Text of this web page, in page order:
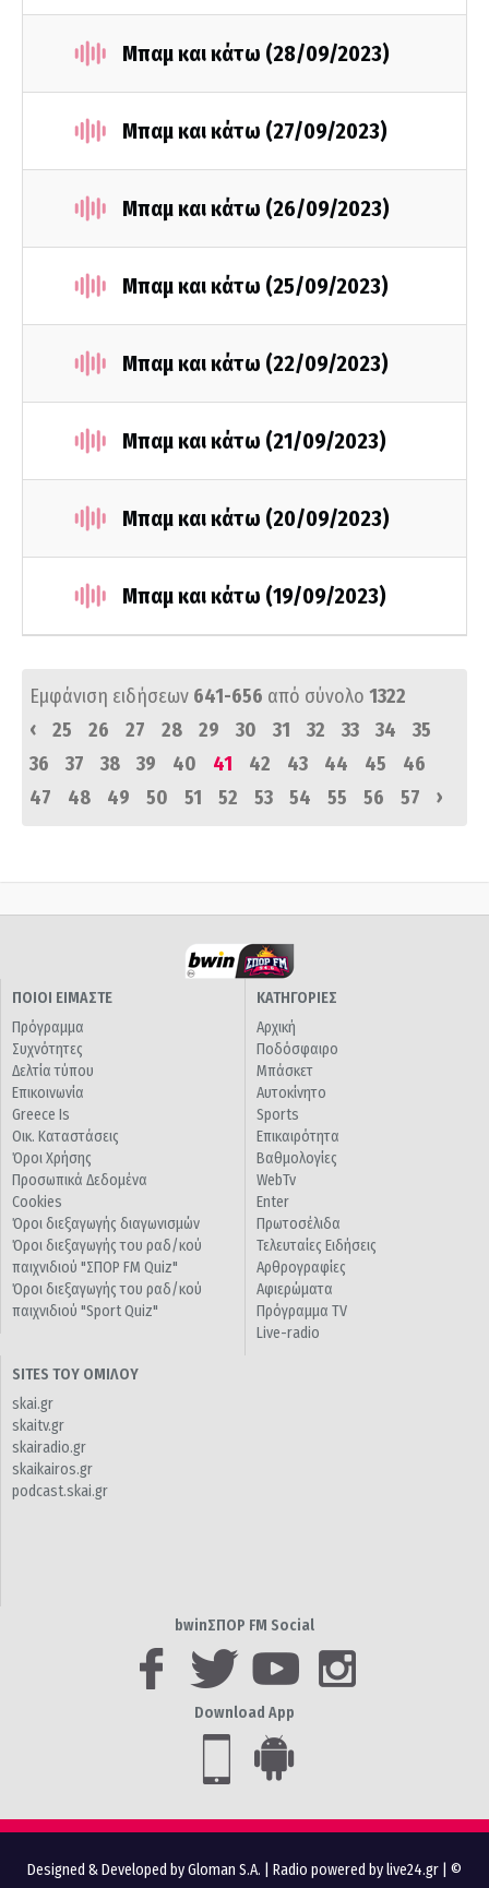
Μπαμ και κάτω (28/09/2023)
Μπαμ και κάτω (27/09/2023)
Μπαμ και κάτω (26/09/2023)
Μπαμ και κάτω (25/09/2023)
Μπαμ και κάτω (22/09/2023)
Μπαμ και κάτω (21/09/2023)
Μπαμ και κάτω (20/09/2023)
Μπαμ και κάτω (19/09/2023)
Εμφάνιση ειδήσεων 641-656 από σύνολο 1322
‹
25 26 27 28 29 30 31 32 33 34
35
36
37 38 39 40 41 42 43 44 45
46
47
48 49 50 51 52 53 54 55 56 57 ›
ΠΟΙΟΙ ΕΙΜΑΣΤΕ
Πρόγραμμα
Συχνότητες
Δελτία τύπου
Επικοινωνία
Greece Is
Οικ. Καταστάσεις
Όροι Χρήσης
Προσωπικά Δεδομένα
Cookies
Όροι διεξαγωγής διαγωνισμών
Όροι διεξαγωγής του ραδ/κού
παιχνιδιού "ΣΠΟΡ FM Quiz"
Όροι διεξαγωγής του ραδ/κού
παιχνιδιού "Sport Quiz"
ΚΑΤΗΓΟΡΙΕΣ
Αρχική
Ποδόσφαιρο
Μπάσκετ
Αυτοκίνητο
Sports
Επικαιρότητα
Βαθμολογίες
WebTv
Enter
Πρωτοσέλιδα
Τελευταίες Ειδήσεις
Αρθρογραφίες
Αφιερώματα
Πρόγραμμα TV
Live-radio
SITES ΤΟΥ ΟΜΙΛΟΥ
skai.gr
skaitv.gr
skairadio.gr
skaikairos.gr
podcast.skai.gr
bwinΣΠΟΡ FM Social
Download App
Designed & Developed by Gloman S.A. Radio powered by live24.gr | ©